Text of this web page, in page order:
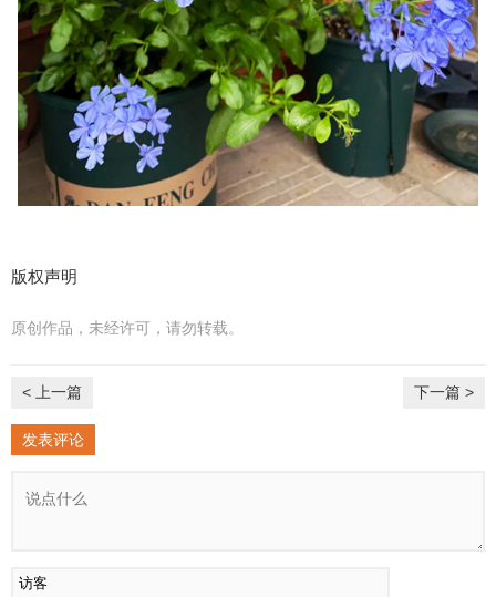
版权声明
原创作品，未经许可，请勿转载。
< 上一篇 下一篇 >
发表评论